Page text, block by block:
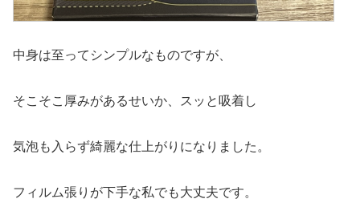
中身は至ってシンプルなものですが、
そこそこ厚みがあるせいか、スッと吸着し
気泡も入らず綺麗な仕上がりになりました。
フィルム張りが下手な私でも大丈夫です。